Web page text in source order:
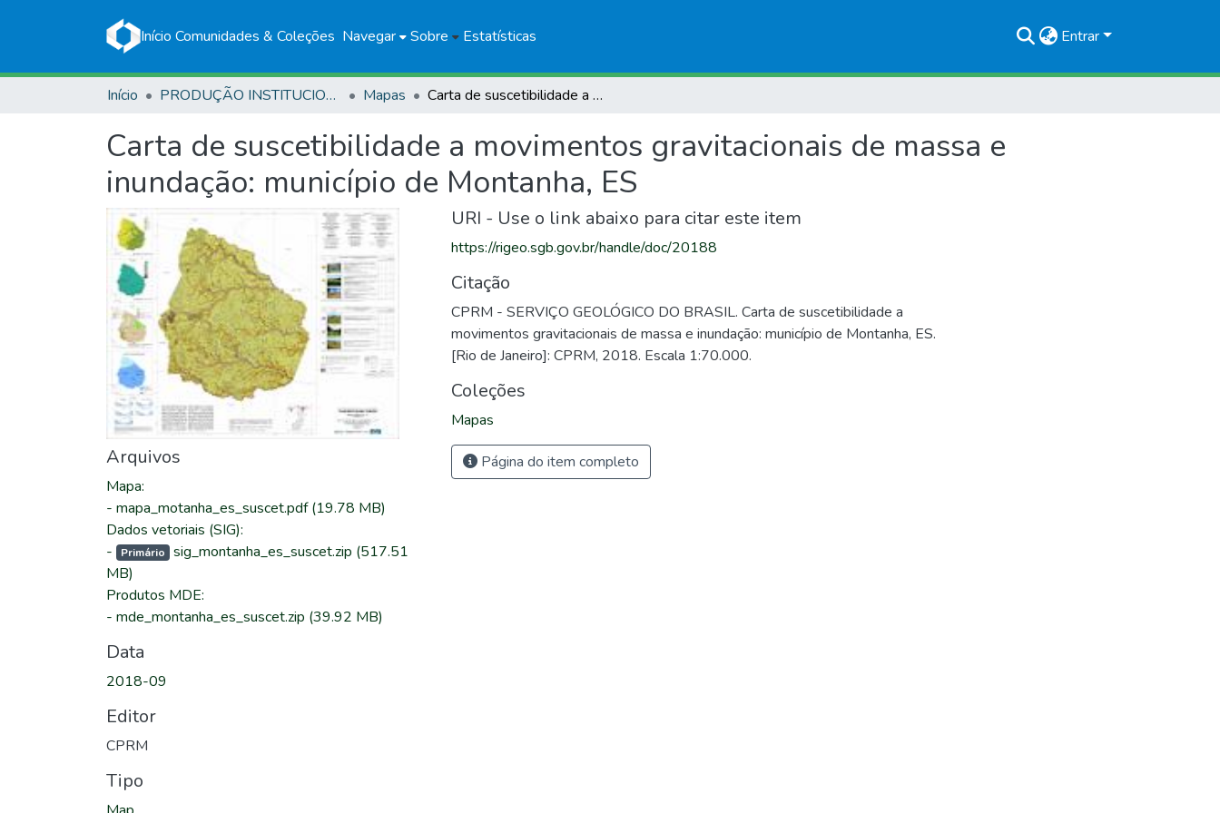
Início Comunidades & Coleções Navegar Sobre Estatísticas Entrar
Início PRODUÇÃO INSTITUCIONAL Mapas Carta de suscetibilidade a movimentos gravitacionais de massa e inundação: município de Montanha, ES
Carta de suscetibilidade a movimentos gravitacionais de massa e
inundação: município de Montanha, ES
Arquivos
Mapa:
- mapa_motanha_es_suscet.pdf(19.78 MB)
Dados vetoriais (SIG):
-
Primário sig_montanha_es_suscet.zip (517.51
MB)
Produtos MDE:
- mde_montanha_es_suscet.zip (39.92 MB)
Data
2018-09
Editor
CPRM
Tipo
URI - Use o link abaixo para citar este item
https://rigeo.sgb.gov.br/handle/doc/20188
Citação
CPRM - SERVIÇO GEOLÓGICO DO BRASIL. Carta de suscetibilidade a
movimentos gravitacionais de massa e inundação: município de Montanha, ES.
[Rio de Janeiro]: CPRM, 2018. Escala 1:70.000.
Coleções
Mapas
Página do item completo